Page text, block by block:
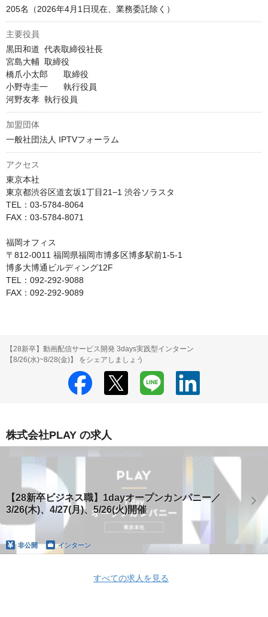
205名（2026年4月1日現在、業務委託除く）
主要役員
黒田和道	代表取締役社長
宮島大輔	取締役
橋爪小太郎	取締役
小野寺圭一	執行役員
河野友孝	執行役員
加盟団体
一般社団法人 IPTVフォーラム
アクセス
東京本社
東京都渋谷区道玄坂1丁目21−1 渋谷ソラスタ
TEL：03-5784-8064
FAX：03-5784-8071
福岡オフィス
〒812-0011 福岡県福岡市博多区博多駅前1-5-1
博多大博通ビルディング12F
TEL：092-292-9088
FAX：092-292-9089
【28新卒】動画配信サービス開発 3days実践型インターン
【8/26(水)~8/28(金)】 をシェアしましょう
株式会社PLAY の求人
【28新卒ビジネス職】1dayオープンカンパニー／
3/26(木)、4/27(月)、5/26(火)開催
非公開 インターン
すべての求人を見る